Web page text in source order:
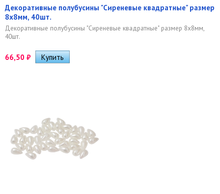
Декоративные полубусины "Сиреневые квадратные" размер
8х8мм, 40шт.
Декоративные полубусины "Сиреневые квадратные" размер 8х8мм,
40шт.
66,50 ₽